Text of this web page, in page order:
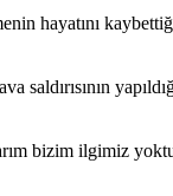
hayatını
bizim ilgimiz